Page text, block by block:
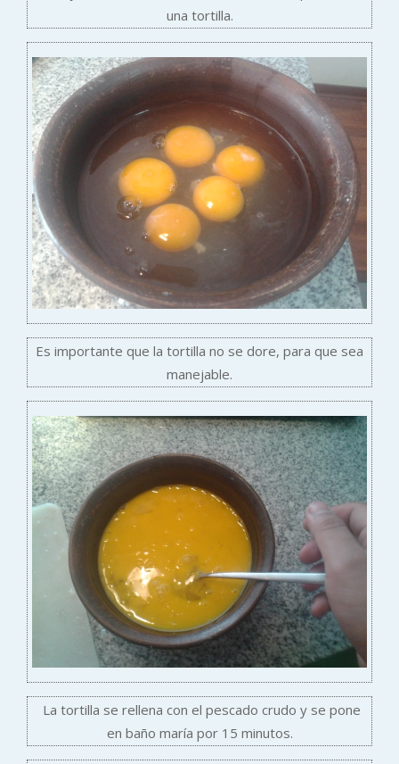
una tortilla.
Es importante que la tortilla no se dore, para que sea
manejable.
La tortilla se rellena con el pescado crudo y se pone
en baño maría por 15 minutos.